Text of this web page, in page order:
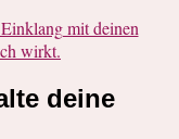
mit deinen
wirkt.
deine